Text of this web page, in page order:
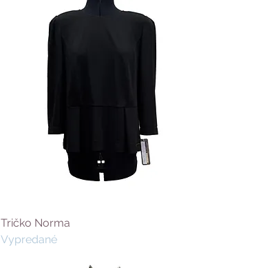
Tričko Norma
Vypredané